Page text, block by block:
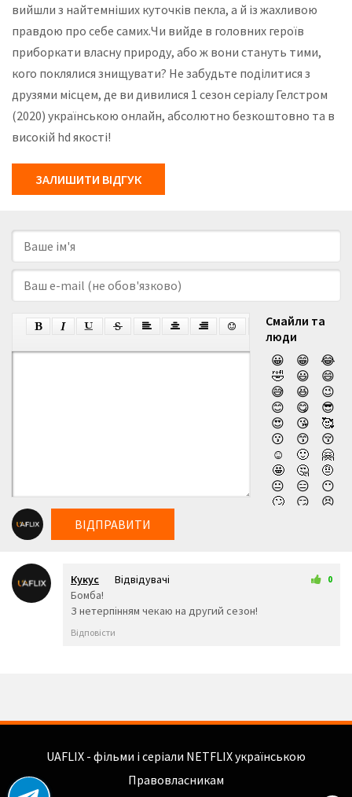
вийшли з найтемніших куточків пекла, а й із жахливою
правдою про себе самих.Чи вийде в головних героїв
приборкати власну природу, або ж вони стануть тими,
кого поклялися знищувати? Не забудьте поділитися з
друзями місцем, де ви дивилися 1 сезон серіалу Гелстром
(2020) українською онлайн, абсолютно безкоштовно та в
високій hd якості!
ЗАЛИШИТИ ВІДГУК
Смайли та
люди
😀
😁
😂
🤣
😃
😄
😅
😆
😉
😊
😋
😎
😍
😘
🥰
😗
😙
😚
☺️
🙂
🤗
🤩
🤔
🤨
😐
😑
😶
🙄
😏
😣
😔
😵
😡
😠
🤕
🤢
ВІДПРАВИТИ
Кукус
Відвідувачі
22 червня 2025 00:07
0
Бомба!
З нетерпінням чекаю на другий сезон!
Відповісти
UAFLIX - фільми і серіали NETFLIX українською
Правовласникам